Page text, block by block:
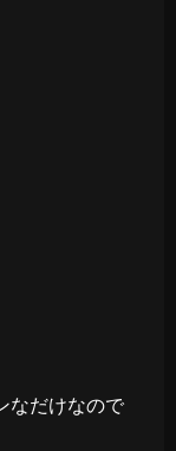
なだけなので